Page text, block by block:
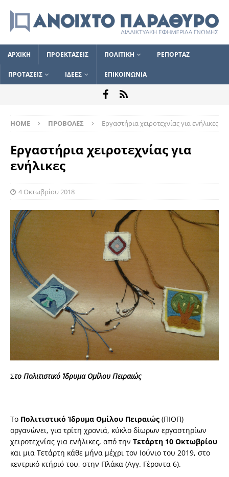
ΑΡΧΙΚΗ ΠΡΟΕΚΤΑΣΕΙΣ ΠΟΛΙΤΙΚΗ ΡΕΠΟΡΤΑΖ
ΠΡΟΤΑΣΕΙΣ ΙΔΕΕΣ ΕΠΙΚΟΙΝΩΝΙΑ
HOME ΠΡΟΒΟΛΕΣ Εργαστήρια χειροτεχνίας για ενήλικες
Εργαστήρια χειροτεχνίας για
ενήλικες
4 Οκτωβρίου 2018
Στο Πολιτιστικό Ίδρυμα Ομίλου Πειραιώς
Το Πολιτιστικό Ίδρυμα Ομίλου Πειραιώς (ΠΙΟΠ)
οργανώνει, για τρίτη χρονιά, κύκλο δίωρων εργαστηρίων
χειροτεχνίας για ενήλικες, από την Τετάρτη 10 Οκτωβρίου
και μια Τετάρτη κάθε μήνα μέχρι τον Ιούνιο του 2019, στο
κεντρικό κτήριό του, στην Πλάκα (Αγγ. Γέροντα 6).